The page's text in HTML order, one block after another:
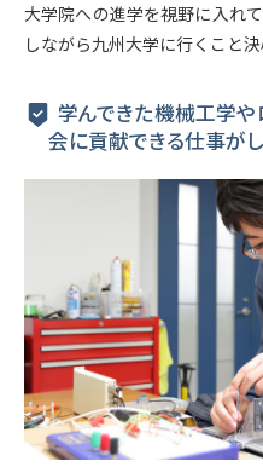
大学院への進学を視野に入れ
しながら九州大学に行くこと決
学んできた機械工学や
会に貢献できる仕事が